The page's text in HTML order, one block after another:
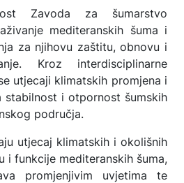
Zavoda za šumarstvo
mediteranskih šuma i
za njihovu zaštitu, obnovu i
Kroz interdisciplinarne
utjecaji klimatskih promjena i
stabilnost i otpornost šumskih
područja.
utjecaj klimatskih i okolišnih
i funkcije mediteranskih šuma,
promjenjivim uvjetima te